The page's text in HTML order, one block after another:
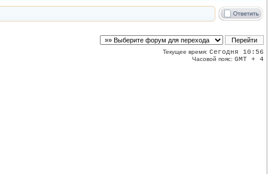
Текущее время: Сегодня 10:56
Часовой пояс: GMT + 4